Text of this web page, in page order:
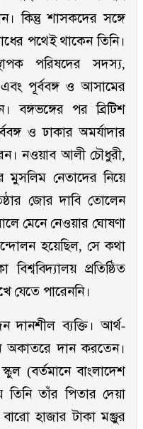
কিন্তু শাসকদের সঙ্গে
পথেই থাকেন তিনি।
পরিষদের সদস্য,
পূর্ববঙ্গ ও আসামের
বঙ্গভঙ্গের পর ব্রিটিশ
ও ঢাকার অমর্যাদার
নওয়াব আলী চৌধুরী,
নেতাদের নিয়ে
জোর দাবি তোলেন
মেনে নেওয়ার ঘোষণা
হয়েছিল, সে কথা
প্রতিষ্ঠিত
যেতে পারেননি।
দানশীল ব্যক্তি। আর্থ-
অকাতরে দান করতেন।
(বর্তমানে বাংলাদেশ
তিনি তাঁর পিতার দেয়া
হাজার টাকা মঞ্জুর